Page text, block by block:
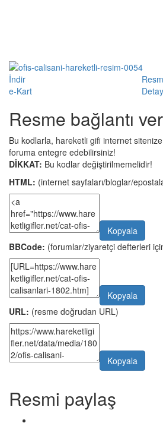
İndir
e-Kart
Resme bağlantı ver
Bu kodlarla, hareketli gifi internet
foruma entegre edebilirsiniz!
DİKKAT: Bu kodlar değiştirilmemelidir!
HTML: (internet sayfaları/bloglar/
Kopyala
BBCode: (forumlar/ziyaretçi defterleri
Kopyala
URL: (resme doğrudan URL)
Kopyala
Resmi paylaş